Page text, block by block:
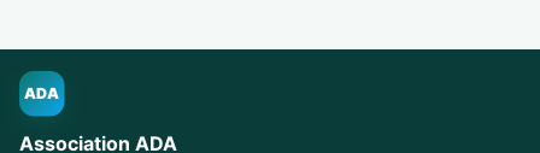
ADA
Association ADA